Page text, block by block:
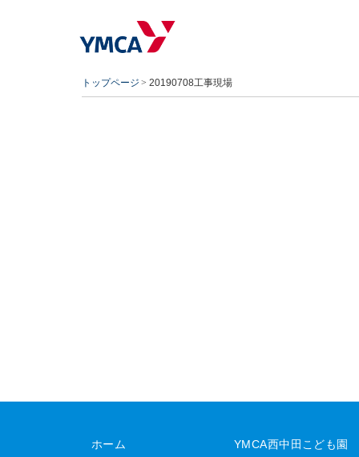
トップページ 20190708工事現場
ホーム YMCA西中田こども園